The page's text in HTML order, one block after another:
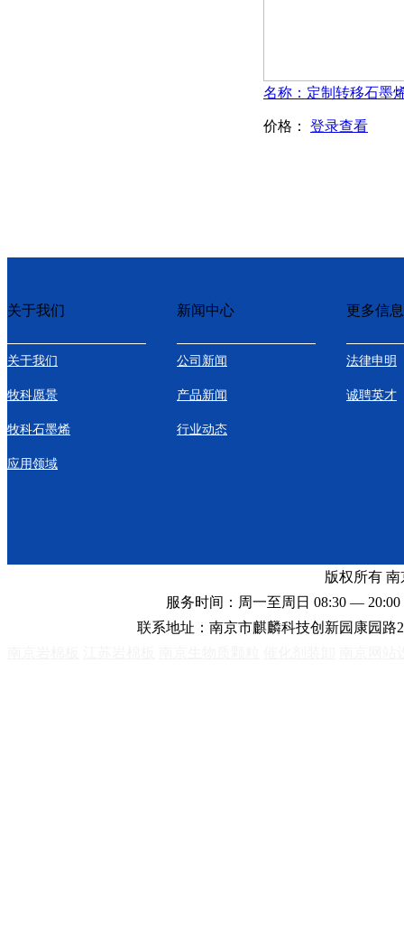
价格： 登录查看
关于我们 新闻中心 更多信息
关于我们
牧科愿景
牧科石墨烯
应用领域
公司新闻
产品新闻
行业动态
法律申明
诚聘英才
版权所有
服务时间：周一至周日 08:30 —
联系地址：南京市麒麟科技创新园康园